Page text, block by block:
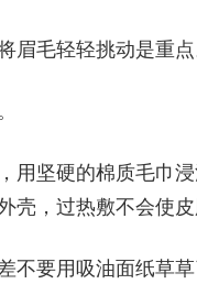
眉毛轻轻挑动是重点
用坚硬的棉质毛巾
壳，过热敷不会使皮
不要用吸油面纸草草